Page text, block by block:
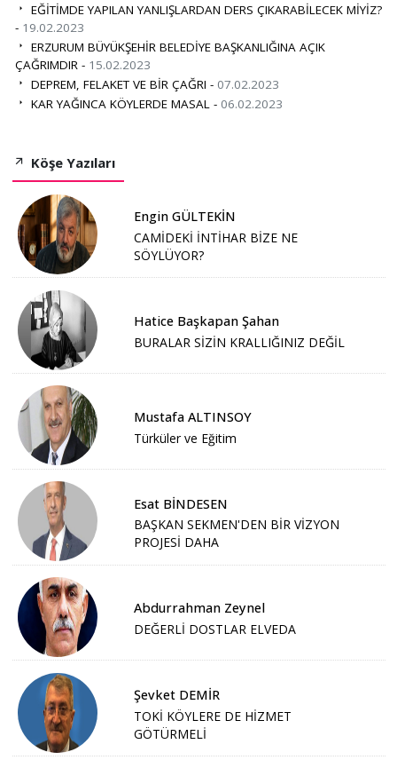
EĞİTİMDE YAPILAN YANLIŞLARDAN DERS ÇIKARABİLECEK MİYİZ?
- 19.02.2023
ERZURUM BÜYÜKŞEHİR BELEDİYE BAŞKANLIĞINA AÇIK
ÇAĞRIMDIR - 15.02.2023
DEPREM, FELAKET VE BİR ÇAĞRI - 07.02.2023
KAR YAĞINCA KÖYLERDE MASAL - 06.02.2023
Köşe Yazıları
Engin GÜLTEKİN
CAMİDEKİ İNTİHAR BİZE NE
SÖYLÜYOR?
Hatice Başkapan Şahan
BURALAR SİZİN KRALLIĞINIZ DEĞİL
Mustafa ALTINSOY
Türküler ve Eğitim
Esat BİNDESEN
BAŞKAN SEKMEN'DEN BİR VİZYON
PROJESİ DAHA
Abdurrahman Zeynel
DEĞERLİ DOSTLAR ELVEDA
Şevket DEMİR
TOKİ KÖYLERE DE HİZMET
GÖTÜRMELİ